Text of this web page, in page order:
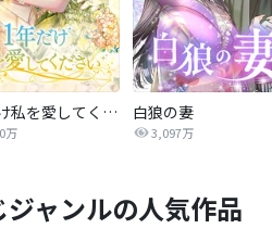
1年だけ私を愛してください
万
白狼の妻
3,097万
ジャンルの人気作品